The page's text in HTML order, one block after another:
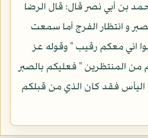
بن أبي نصر قال: قال الرضا
و انتظار الفرج أما سمعت
اني معكم رقيب " وقوله عز
من المنتظرين " فعليكم بالصبر
اليأس فقد كان الذي من قبلكم